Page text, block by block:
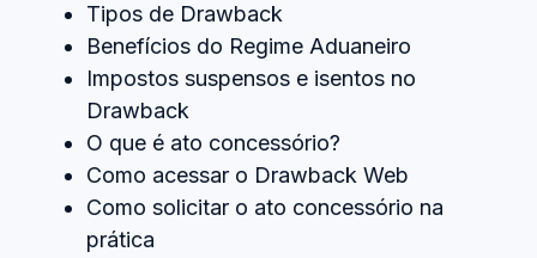
Tipos de Drawback
Benefícios do Regime Aduaneiro
Impostos suspensos e isentos no
Drawback
O que é ato concessório?
Como acessar o Drawback Web
Como solicitar o ato concessório na
prática